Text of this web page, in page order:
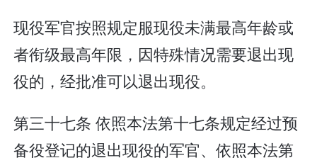
现役军官按照规定服现役未满最高年龄或
者衔级最高年限，因特殊情况需要退出现
役的，经批准可以退出现役。
第三十七条 依照本法第十七条规定经过预
备役登记的退出现役的军官、依照本法第